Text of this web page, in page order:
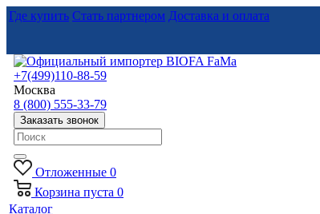
Где купить Стать партнером Доставка и оплата
+7(499)110-88-59
Москва
8 (800) 555-33-79
Заказать звонок
Отложенные 0
Корзина пуста 0
Каталог